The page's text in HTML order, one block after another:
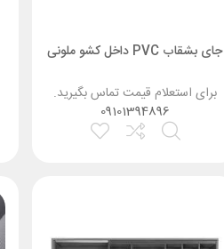
جای بشقاب PVC داخل کشو ملونی
برای استعلام قیمت تماس بگیرید.
09101394896